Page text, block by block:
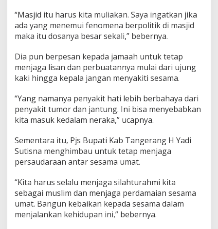
p
a
t
B
r
p
o
t
i
k
“Masjid itu harus kita muliakan. Saya ingatkan jika
ada yang menemui fenomena berpolitik di masjid
maka itu dosanya besar sekali,” bebernya.
Dia pun berpesan kepada jamaah untuk tetap
menjaga lisan dan perbuatannya mulai dari ujung
kaki hingga kepala jangan menyakiti sesama.
“Yang namanya penyakit hati lebih berbahaya dari
penyakit tumor dan jantung. Ini bisa menyebabkan
kita masuk kedalam neraka,” ucapnya.
Sementara itu, Pjs Bupati Kab Tangerang H Yadi
Sutisna menghimbau untuk tetap menjaga
persaudaraan antar sesama umat.
“Kita harus selalu menjaga silahturahmi kita
sebagai muslim dan menjaga perdamaian sesama
umat. Bangun kebaikan kepada sesama dalam
menjalankan kehidupan ini,” bebernya.